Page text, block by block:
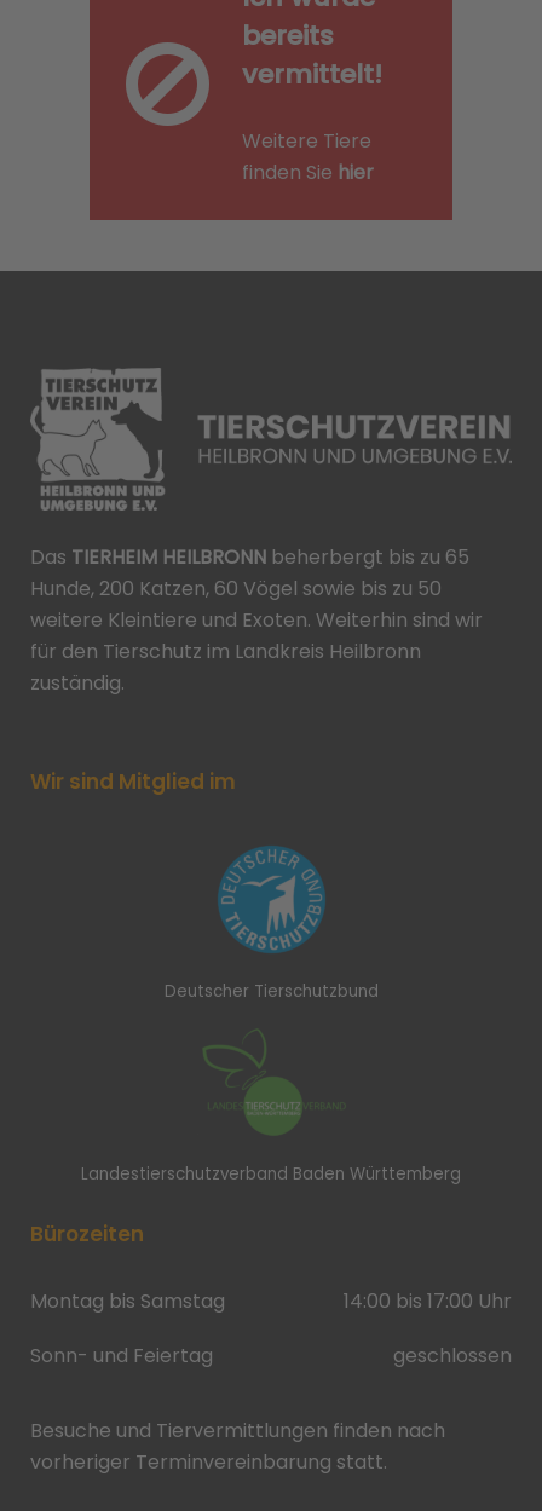
bereits
vermittelt!
Weitere Tiere
finden Sie hier
Das TIERHEIM HEILBRONN beherbergt bis zu 65
Hunde, 200 Katzen, 60 Vögel sowie bis zu 50
weitere Kleintiere und Exoten. Weiterhin sind wir
für den Tierschutz im Landkreis Heilbronn
zuständig.
Wir sind Mitglied im
Deutscher Tierschutzbund
Landestierschutzverband Baden Württemberg
Bürozeiten
Montag bis Samstag
14:00 bis 17:00 Uhr
Sonn- und Feiertag
geschlossen
Besuche und Tiervermittlungen finden nach
vorheriger Terminvereinbarung statt.